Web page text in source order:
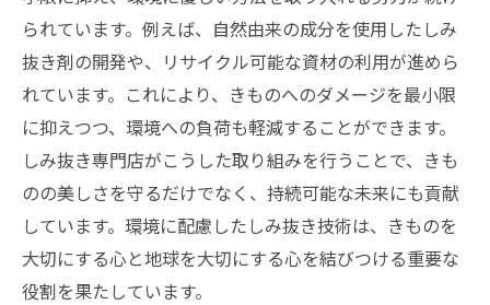
られています。例えば、自然由来の成分を使用したしみ
抜き剤の開発や、リサイクル可能な資材の利用が進めら
れています。これにより、きものへのダメージを最小限
に抑えつつ、環境への負荷も軽減することができます。
しみ抜き専門店がこうした取り組みを行うことで、きも
のの美しさを守るだけでなく、持続可能な未来にも貢献
しています。環境に配慮したしみ抜き技術は、きものを
大切にする心と地球を大切にする心を結びつける重要な
役割を果たしています。